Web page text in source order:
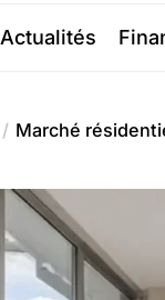
Actualités
Marché